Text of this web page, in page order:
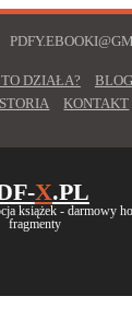
DZIAŁA? BLOG
KONTAKT
X.PL
książek - darmowy
fragmenty